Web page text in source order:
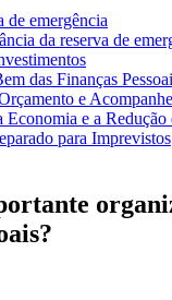
de emergência
da reserva de
das Finanças
e
Economia e a
para Imprevistos